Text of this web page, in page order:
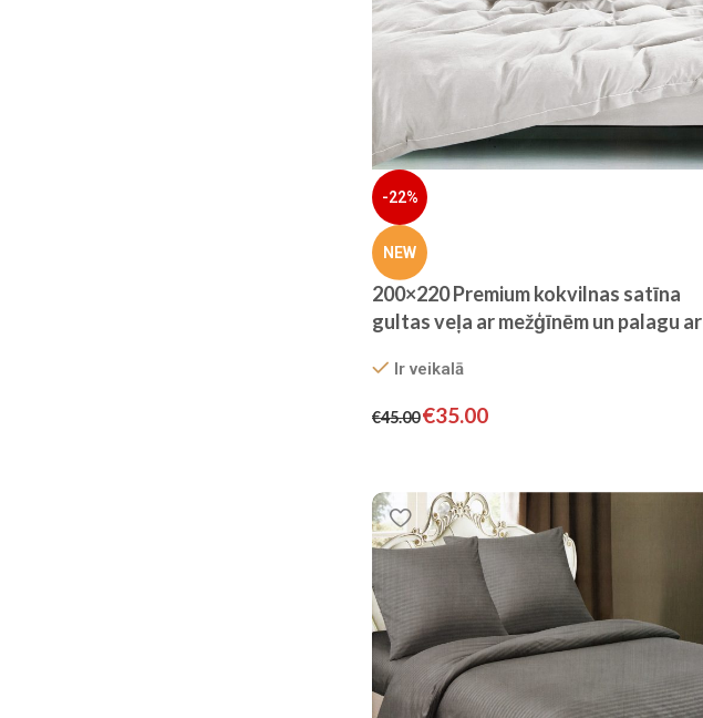
-22%
NEW
200×220 Premium kokvilnas satīna
gultas veļa ar mežģīnēm un palagu ar
Ir veikalā
€45.00€35.00